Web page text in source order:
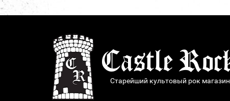
Старейший культовый рок магазин